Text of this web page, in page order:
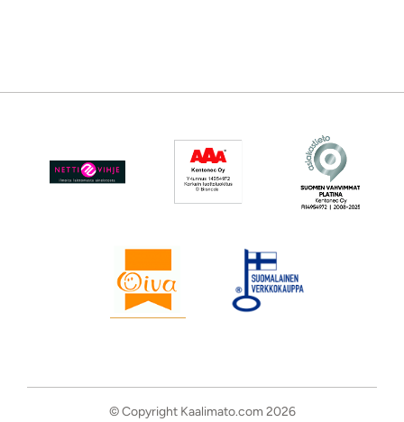
© Copyright Kaalimato.com 2026